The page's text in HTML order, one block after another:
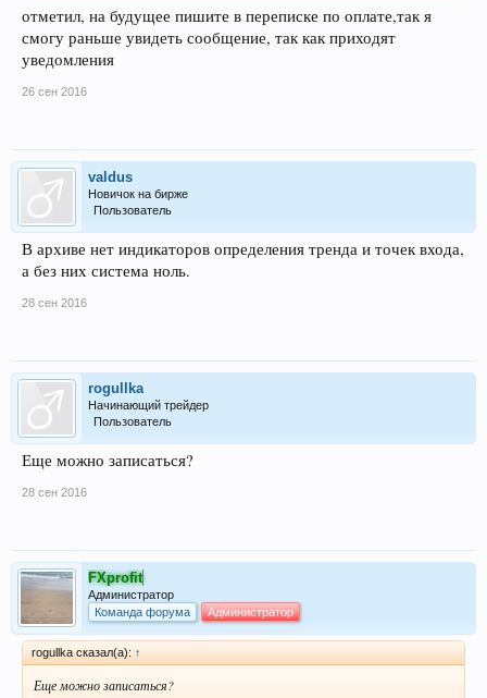
отметил, на будущее пишите в переписке по оплате,так я
смогу раньше увидеть сообщение, так как приходят
уведомления
26 сен 2016
valdus
Новичок на бирже
Пользователь
В архиве нет индикаторов определения тренда и точек входа,
а без них система ноль.
28 сен 2016
rogullka
Начинающий трейдер
Пользователь
Еще можно записаться?
28 сен 2016
FXprofit
Администратор
Команда форума
Администратор
rogullka сказал(а): ↑
Еще можно записаться?